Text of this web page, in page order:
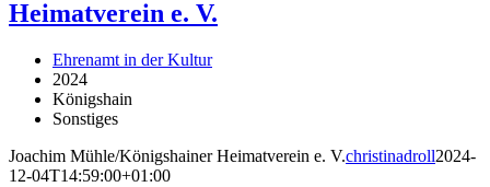
Heimatverein e. V.
Ehrenamt in der Kultur
2024
Königshain
Sonstiges
Joachim Mühle/Königshainer Heimatverein e. V.christinadroll2024-
12-04T14:59:00+01:00